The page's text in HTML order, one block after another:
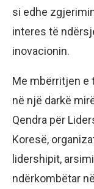
si edhe
interes të
inovacionin.
Me mbërritjen e
në një darkë
Qendra për
Koresë,
lidershipit,
ndërkombëtar